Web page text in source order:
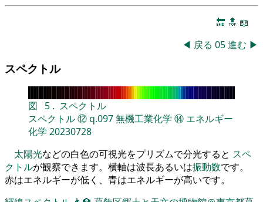
🔚 🔝 📖
◀ 戻る 05進む ▶
スペクトル
図 5 . スペクトル
スペクトル⑫q.097無機工業化学 ⑭ エネルギー
化学 20230728
太陽光などの白色の可視光をプリズムで分光すると スペ
クトルが観察できます。横軸は波長あるいは振動数です。
赤はエネルギーが低く、青はエネルギーが高いです。